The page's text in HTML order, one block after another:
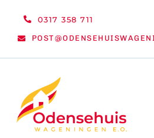
0317 358 711